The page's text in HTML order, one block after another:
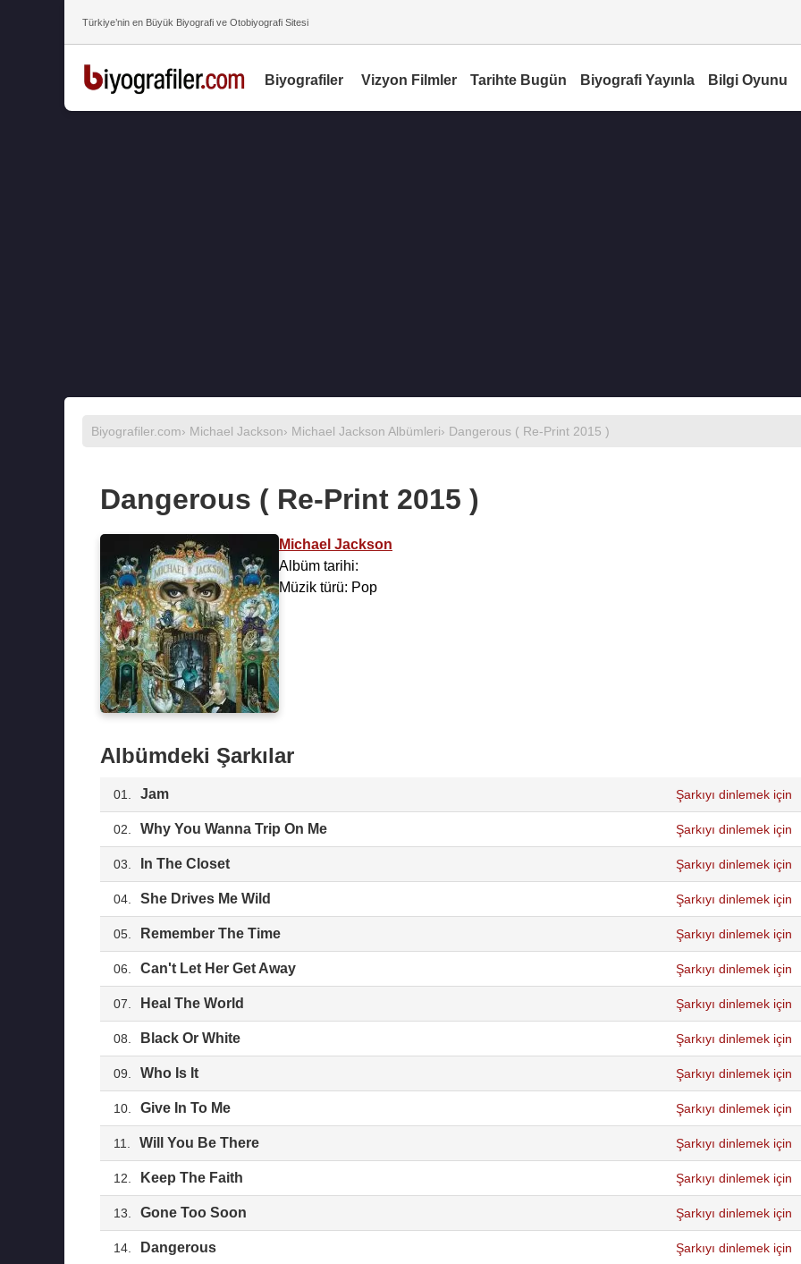
Türkiye’nin en Büyük Biyografi ve Otobiyografi Sitesi
Biyografiler Vizyon Filmler Tarihte Bugün Biyografi Yayınla Bilgi Oyunu
Biyografiler.com› Michael Jackson› Michael Jackson Albümleri› Dangerous ( Re-Print 2015 )
Dangerous ( Re-Print 2015 )
Michael Jackson
Albüm tarihi:
Müzik türü: Pop
Albümdeki Şarkılar
01. Jam Şarkıyı dinlemek için
02. Why You Wanna Trip On Me Şarkıyı dinlemek için
03. In The Closet Şarkıyı dinlemek için
04. She Drives Me Wild Şarkıyı dinlemek için
05. Remember The Time Şarkıyı dinlemek için
06. Can't Let Her Get Away Şarkıyı dinlemek için
07. Heal The World Şarkıyı dinlemek için
08. Black Or White Şarkıyı dinlemek için
09. Who Is It Şarkıyı dinlemek için
10. Give In To Me Şarkıyı dinlemek için
11. Will You Be There Şarkıyı dinlemek için
12. Keep The Faith Şarkıyı dinlemek için
13. Gone Too Soon Şarkıyı dinlemek için
14. Dangerous Şarkıyı dinlemek için